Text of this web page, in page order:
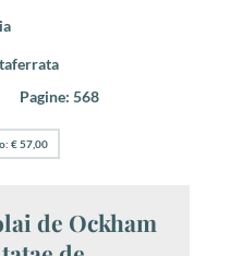
Pagine: 568
€ 57,00
de Ockham